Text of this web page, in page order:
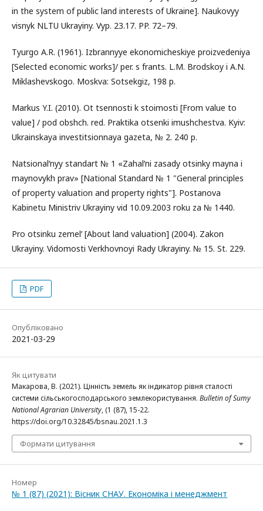
in the system of public land interests of Ukraine]. Naukovyy
visnyk NLTU Ukrayiny. Vyp. 23.17. PP. 72–79.
Tyurgo A.R. (1961). Izbrannyye ekonomicheskiye proizvedeniya
[Selected economic works]/ per. s frants. L.M. Brodskoy i A.N.
Miklashevskogo. Moskva: Sotsekgiz, 198 p.
Markus Y.I. (2010). Ot tsennosti k stoimosti [From value to
value] / pod obshch. red. Praktika otsenki imushchestva. Kyiv:
Ukrainskaya investitsionnaya gazeta, № 2. 240 p.
Natsionalʹnyy standart № 1 «Zahalʹni zasady otsinky mayna i
maynovykh prav» [National Standard № 1 "General principles
of property valuation and property rights"]. Postanova
Kabinetu Ministriv Ukrayiny vid 10.09.2003 roku za № 1440.
Pro otsinku zemelʹ [About land valuation] (2004). Zakon
Ukrayiny. Vidomosti Verkhovnoyi Rady Ukrayiny. № 15. St. 229.
PDF
Опубліковано
2021-03-29
Як цитувати
Макарова, В. (2021). Цінність земель як індикатор рівня сталості
системи сільськогосподарського землекористування. Bulletin of Sumy
National Agrarian University, (1 (87), 15-22.
https://doi.org/10.32845/bsnau.2021.1.3
Формати цитування
Номер
№ 1 (87) (2021): Вісник СНАУ. Економіка і менеджмент